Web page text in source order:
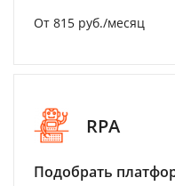
От 815 руб./месяц
RPA
Подобрать